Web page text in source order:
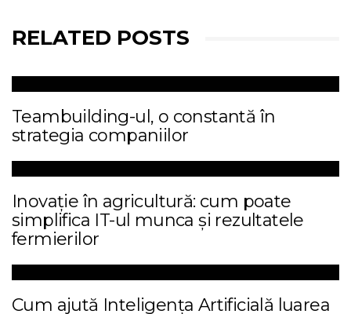
RELATED POSTS
Teambuilding-ul, o constantă în
strategia companiilor
Inovație în agricultură: cum poate
simplifica IT-ul munca și rezultatele
fermierilor
Cum ajută Inteligența Artificială luarea